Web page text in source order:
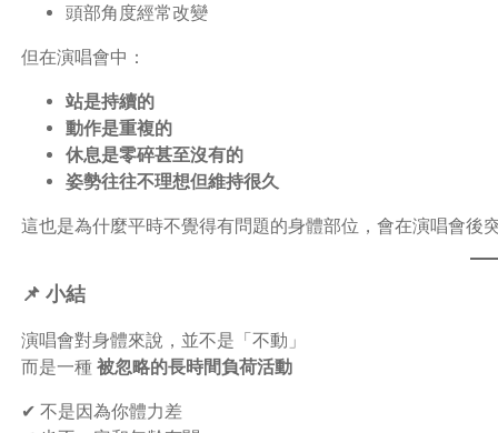
頭部角度經常改變
但在演唱會中：
站是持續的
動作是重複的
休息是零碎甚至沒有的
姿勢往往不理想但維持很久
這也是為什麼平時不覺得有問題的身體部位，會在演唱會後
📌 小結
演唱會對身體來說，並不是「不動」
而是一種 被忽略的長時間負荷活動
✔ 不是因為你體力差